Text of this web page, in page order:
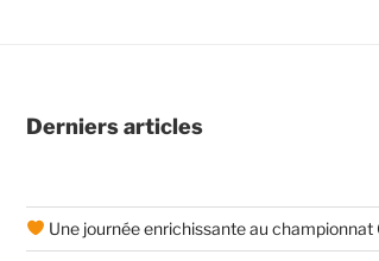
Derniers articles
Une journée enrichissante au